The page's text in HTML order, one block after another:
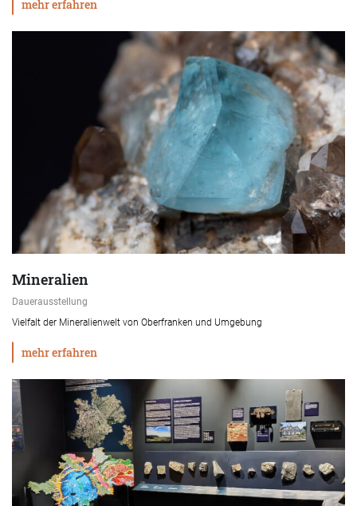
mehr erfahren
Mineralien
Dauerausstellung
Vielfalt der Mineralienwelt von Oberfranken und Umgebung
mehr erfahren